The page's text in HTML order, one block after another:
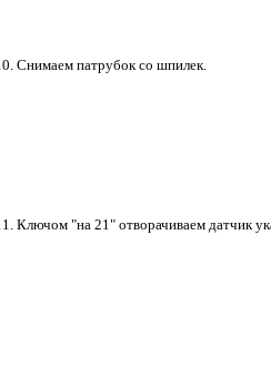
Снимаем патрубок со шпилек.
Ключом "на 21" отворачиваем датчик